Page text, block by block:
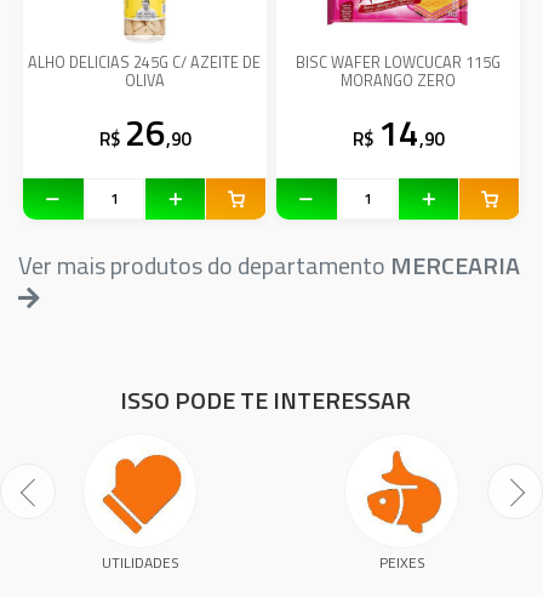
ALHO DELICIAS 245G C/ AZEITE DE
OLIVA
R$ 26,90
BISC WAFER LOWCUCAR 115G
MORANGO ZERO
R$ 14,90
Ver mais produtos do departamento MERCEARIA
ISSO PODE TE INTERESSAR
UTILIDADES PEIXES